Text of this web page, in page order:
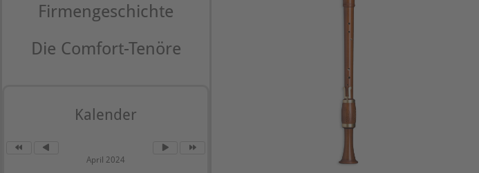
Firmengeschichte
Die Comfort-Tenöre
Kalender
April 2024